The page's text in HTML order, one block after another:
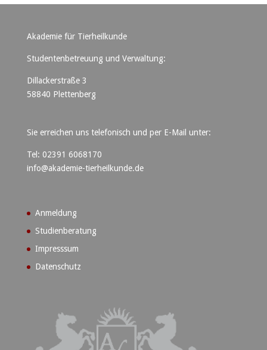
Akademie für Tierheilkunde
Studentenbetreuung und Verwaltung:
Dillackerstraße 3
58840 Plettenberg
Sie erreichen uns telefonisch und per E-Mail unter:
Tel: 02391 6068170
info@akademie-tierheilkunde.de
Anmeldung
Studienberatung
Impresssum
Datenschutz